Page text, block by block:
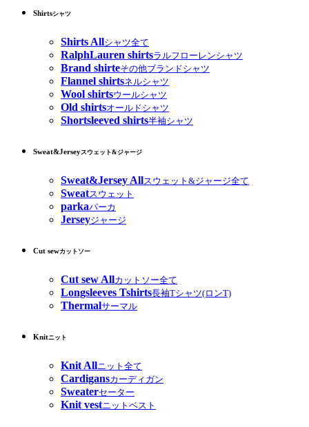
Shirtsシャツ
Shirts Allシャツ全て
RalphLauren shirtsラルフローレンシャツ
Brand shirteその他ブランドシャツ
Flannel shirtsネルシャツ
Wool shirtsウールシャツ
Old shirtsオールドシャツ
Shortsleeved shirts半袖シャツ
Sweat&Jerseyスウェット&ジャージ
Sweat&Jersey Allスウェット&ジャージ全て
Sweatスウェット
parkaパーカ
Jerseyジャージ
Cut sewカットソー
Cut sew Allカットソー全て
Longsleeves Tshirts長袖Tシャツ(ロンT)
Thermalサーマル
Knitニット
Knit Allニット全て
Cardigansカーディガン
Sweaterセーター
Knit vestニットベスト